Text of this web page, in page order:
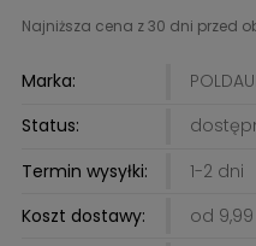
Najniższa cena z 30 dni przed
Marka:
Status:
Termin wysyłki:
1-2 dni
Koszt dostawy:
od 9,99